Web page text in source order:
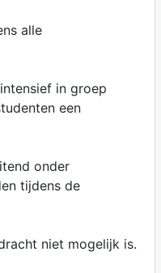
alle
in groep
een
onder
tijdens de
niet mogelijk is.